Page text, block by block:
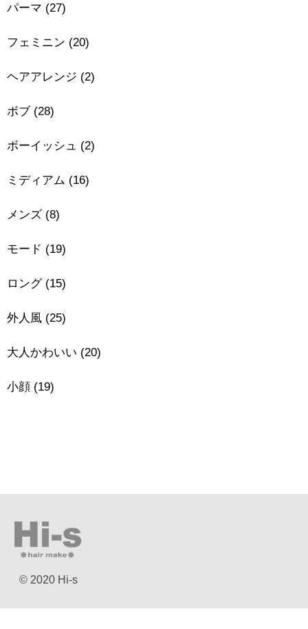
パーマ (27)
フェミニン (20)
ヘアアレンジ (2)
ボブ(28)
ボーイッシュ (2)
ミディアム (16)
メンズ (8)
モード (19)
ロング(15)
外人風 (25)
大人かわいい (20)
小顔 (19)
© 2020 Hi-s